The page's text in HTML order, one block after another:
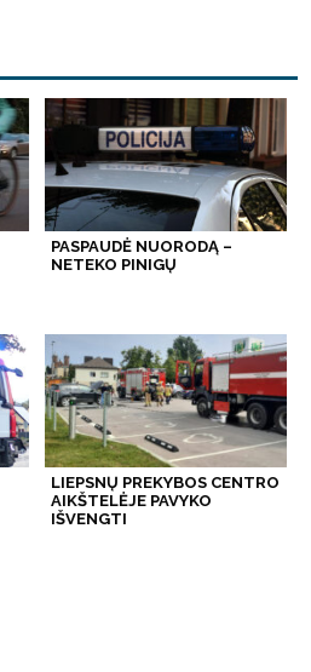
PASPAUDĖ NUORODĄ –
NETEKO PINIGŲ
LIEPSNŲ PREKYBOS CENTRO
AIKŠTELĖJE PAVYKO
IŠVENGTI